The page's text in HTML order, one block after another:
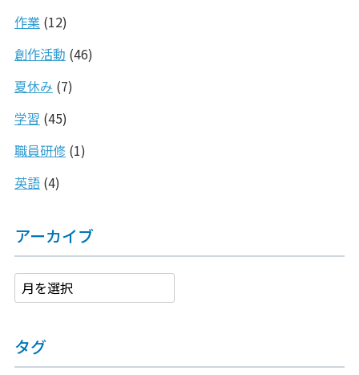
作業(12)
創作活動 (46)
夏休み (7)
学習 (45)
職員研修(1)
英語(4)
アーカイブ
タグ